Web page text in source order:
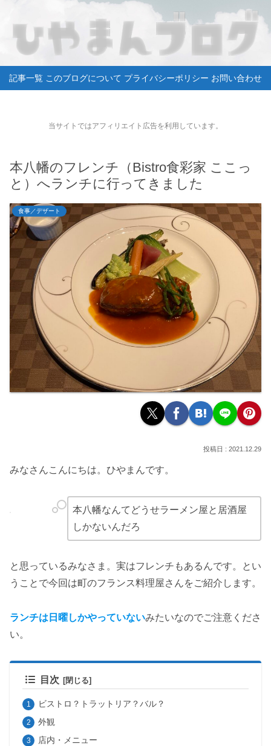
記事一覧 このブログについて プライバシーポリシー お問い合わせ
当サイトではアフィリエイト広告を利用しています。
本八幡のフレンチ（Bistro食彩家 ここっ
と）へランチに行ってきました
食事／デザート
2021.12.29
みなさんこんにちは。ひやまんです。
本八幡なんてどうせラーメン屋と居酒屋
しかないんだろ
と思っているみなさま。実はフレンチもあるんです。とい
うことで今回は町のフランス料理屋さんをご紹介します。
ランチは日曜しかやっていないみたいなのでご注意くださ
い。
目次
ビストロ？トラットリア？バル？
外観
店内・メニュー